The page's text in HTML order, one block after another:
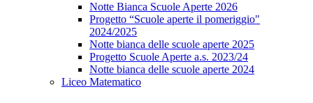
Notte Bianca Scuole Aperte 2026
Progetto “Scuole aperte il pomeriggio"
2024/2025
Notte bianca delle scuole aperte 2025
Progetto Scuole Aperte a.s. 2023/24
Notte bianca delle scuole aperte 2024
Liceo Matematico